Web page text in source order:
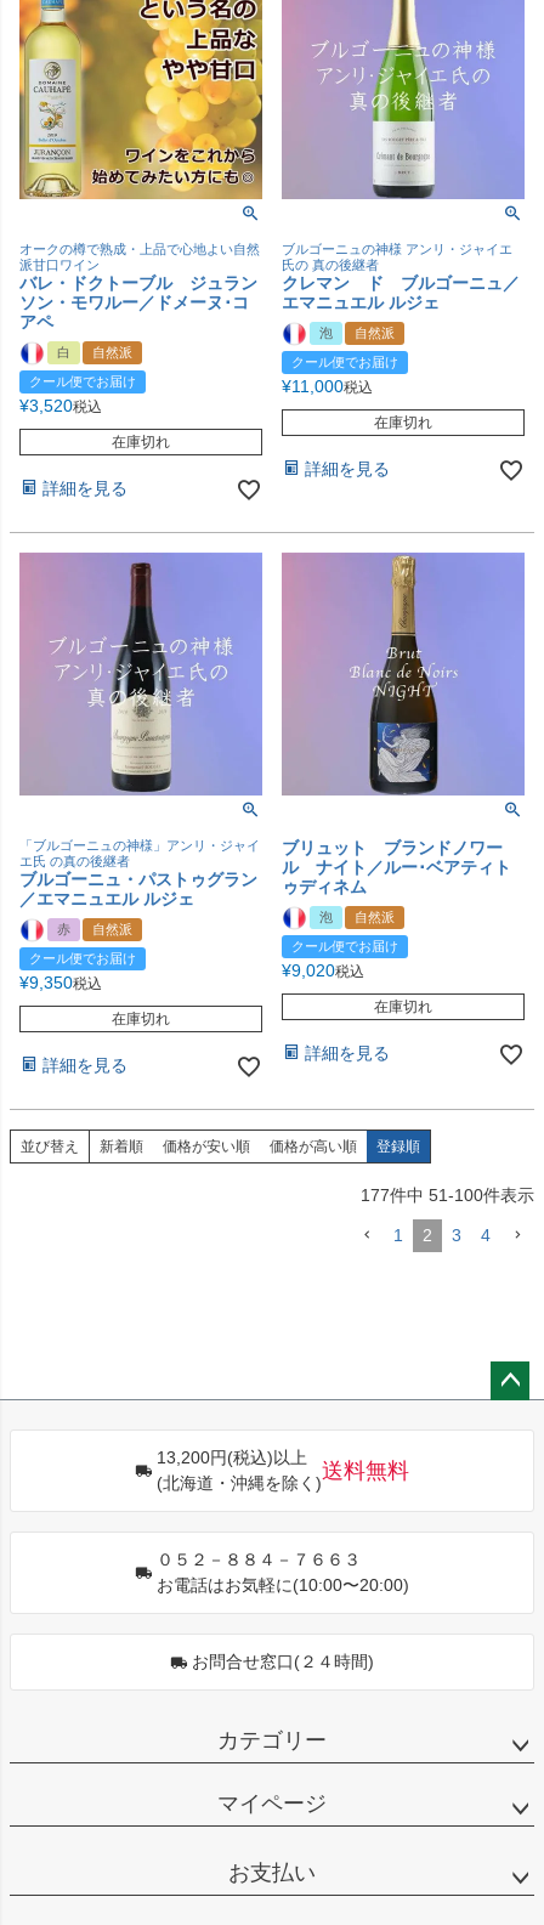
オークの樽で熟成・上品で心地よい自然
派甘口ワイン
バレ・ドクトーブル ジュラン
ソン・モワルー／ドメーヌ･コ
アペ
白
自然派
クール便でお届け
¥3,520税込
在庫切れ
詳細を見る
ブルゴーニュの神様 アンリ・ジャイエ
氏の 真の後継者
クレマン ド ブルゴーニュ／
エマニュエル ルジェ
泡
自然派
クール便でお届け
¥11,000税込
在庫切れ
詳細を見る
「ブルゴーニュの神様」アンリ・ジャイ
エ氏 の真の後継者
ブルゴーニュ・パストゥグラン
／エマニュエル ルジェ
赤
自然派
クール便でお届け
¥9,350税込
在庫切れ
詳細を見る
ブリュット ブランドノワー
ル ナイト／ルー･ベアティト
ゥディネム
泡
自然派
クール便でお届け
¥9,020税込
在庫切れ
詳細を見る
並び替え 新着順 価格が安い順 価格が高い順 登録順
177件中 51-100件表示
1 2 3 4
13,200円(税込)以上
(北海道・沖縄を除く)
送料無料
０５２－８８４－７６６３
お電話はお気軽に(10:00〜20:00)
お問合せ窓口(２４時間)
カテゴリー
マイページ
お支払い